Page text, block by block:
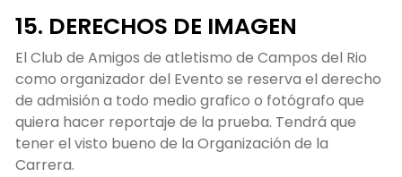
15. DERECHOS DE IMAGEN
El Club de Amigos de atletismo de Campos del Rio
como organizador del Evento se reserva el derecho
de admisión a todo medio grafico o fotógrafo que
quiera hacer reportaje de la prueba. Tendrá que
tener el visto bueno de la Organización de la
Carrera.